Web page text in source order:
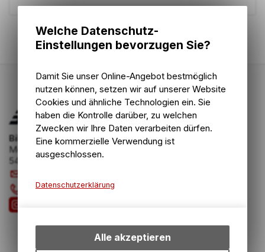
Bike Zone AG
Mellingerstrasse 58
5400 Baden
056 221 20 23
Welche Datenschutz-
Einstellungen bevorzugen Sie?
Damit Sie unser Online-Angebot bestmöglich
nutzen können, setzen wir auf unserer Website
Cookies und ähnliche Technologien ein. Sie
haben die Kontrolle darüber, zu welchen
Zwecken wir Ihre Daten verarbeiten dürfen.
Eine kommerzielle Verwendung ist
ausgeschlossen.
Datenschutzerklärung
bestimmte Interaktionen und
Einstellungen auf Ihrem Gerät,
Alle akzeptieren